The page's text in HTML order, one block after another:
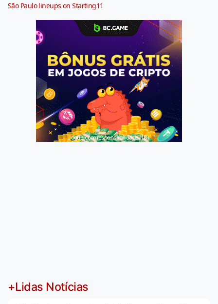
São Paulo lineups on Starting11
Jogue com responsabilidade. 18+
+Lidas Notícias